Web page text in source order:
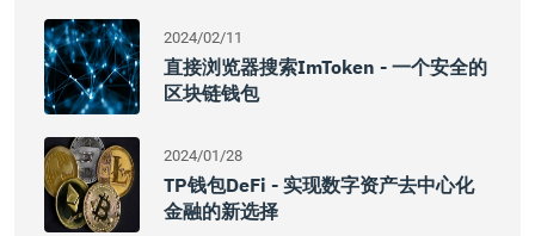
2024/02/11
直接浏览器搜索imToken - 一个安全的
区块链钱包
2024/01/28
TP钱包DeFi - 实现数字资产去中心化
金融的新选择